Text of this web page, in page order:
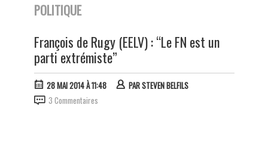
POLITIQUE
François de Rugy (EELV) : “Le FN est un
parti extrémiste”
28 MAI 2014 À 11:48 PARSTEVEN BELFILS
3 Commentaires